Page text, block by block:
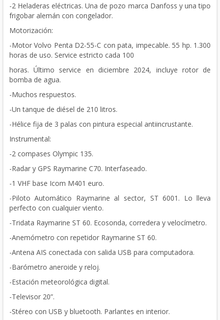
-2 Heladeras eléctricas. Una de pozo marca Danfoss y una tipo
frigobar alemán con congelador.
Motorización:
-Motor Volvo Penta D2-55-C con pata, impecable. 55 hp. 1.300
horas de uso. Service estricto cada 100
horas. Último service en diciembre 2024, incluye rotor de
bomba de agua.
-Muchos respuestos.
-Un tanque de diésel de 210 litros.
-Hélice fija de 3 palas con pintura especial antiincrustante.
Instrumental:
-2 compases Olympic 135.
-Radar y GPS Raymarine C70. Interfaseado.
-1 VHF base Icom M401 euro.
-Piloto Automático Raymarine al sector, ST 6001. Lo lleva
perfecto con cualquier viento.
-Tridata Raymarine ST 60. Ecosonda, corredera y velocímetro.
-Anemómetro con repetidor Raymarine ST 60.
-Antena AIS conectada con salida USB para computadora.
-Barómetro aneroide y reloj.
-Estación meteorológica digital.
-Televisor 20”.
-Stéreo con USB y bluetooth. Parlantes en interior.